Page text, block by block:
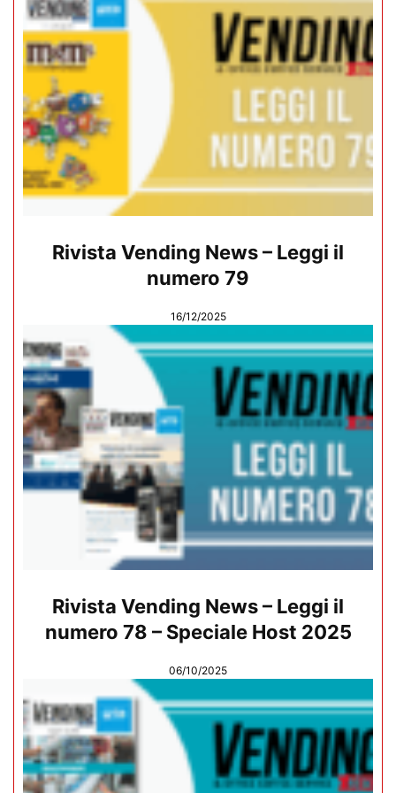
Rivista Vending News – Leggi il
numero 79
16/12/2025
Rivista Vending News – Leggi il
numero 78 – Speciale Host 2025
06/10/2025